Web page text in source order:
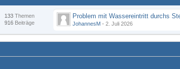
Themen
133
Beiträge
916 JohannesM - 2. Juli 2026